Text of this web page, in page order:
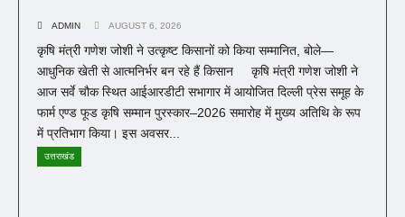
ADMIN AUGUST 6, 2026
कृषि मंत्री गणेश जोशी ने उत्कृष्ट किसानों को किया सम्मानित, बोले—
आधुनिक खेती से आत्मनिर्भर बन रहे हैं किसान कृषि मंत्री गणेश जोशी ने
आज सर्वे चौक स्थित आईआरडीटी सभागार में आयोजित दिल्ली प्रेस समूह के
फार्म एण्ड फूड कृषि सम्मान पुरस्कार–2026 समारोह में मुख्य अतिथि के रूप
में प्रतिभाग किया। इस अवसर...
उत्तराखंड